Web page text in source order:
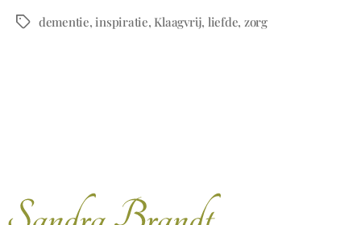
dementie,inspiratie, Klaagvrij, liefde, zorg